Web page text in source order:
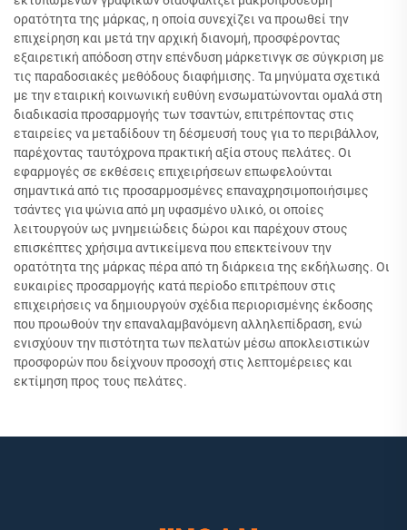
ορατότητα της μάρκας, η οποία συνεχίζει να προωθεί την
επιχείρηση και μετά την αρχική διανομή, προσφέροντας
εξαιρετική απόδοση στην επένδυση μάρκετινγκ σε σύγκριση με
τις παραδοσιακές μεθόδους διαφήμισης. Τα μηνύματα σχετικά
με την εταιρική κοινωνική ευθύνη ενσωματώνονται ομαλά στη
διαδικασία προσαρμογής των τσαντών, επιτρέποντας στις
εταιρείες να μεταδίδουν τη δέσμευσή τους για το περιβάλλον,
παρέχοντας ταυτόχρονα πρακτική αξία στους πελάτες. Οι
εφαρμογές σε εκθέσεις επιχειρήσεων επωφελούνται
σημαντικά από τις προσαρμοσμένες επαναχρησιμοποιήσιμες
τσάντες για ψώνια από μη υφασμένο υλικό, οι οποίες
λειτουργούν ως μνημειώδεις δώροι και παρέχουν στους
επισκέπτες χρήσιμα αντικείμενα που επεκτείνουν την
ορατότητα της μάρκας πέρα από τη διάρκεια της εκδήλωσης. Οι
ευκαιρίες προσαρμογής κατά περίοδο επιτρέπουν στις
επιχειρήσεις να δημιουργούν σχέδια περιορισμένης έκδοσης
που προωθούν την επαναλαμβανόμενη αλληλεπίδραση, ενώ
ενισχύουν την πιστότητα των πελατών μέσω αποκλειστικών
προσφορών που δείχνουν προσοχή στις λεπτομέρειες και
εκτίμηση προς τους πελάτες.